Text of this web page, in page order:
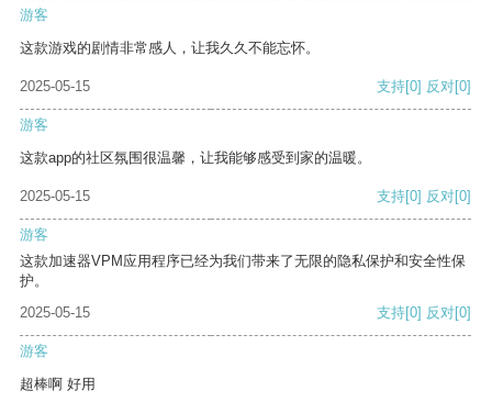
游客
这款游戏的剧情非常感人，让我久久不能忘怀。
2025-05-15 支持[0] 反对[0]
游客
这款app的社区氛围很温馨，让我能够感受到家的温暖。
2025-05-15 支持[0] 反对[0]
游客
这款加速器VPM应用程序已经为我们带来了无限的隐私保护和安全性保
护。
2025-05-15
支持[0] 反对[0]
游客
超棒啊 好用